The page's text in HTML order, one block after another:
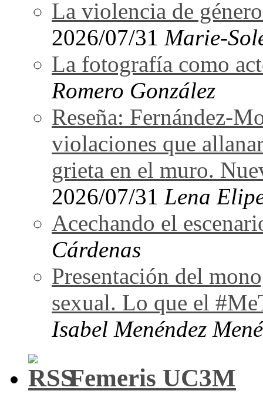
La violencia de
2026/07/31 Marie-
La fotografía como
Romero González
Reseña: Fernández-
violaciones que
grieta en el muro.
2026/07/31 Lena
Acechando el
Cárdenas
Presentación del
sexual. Lo que el
Isabel Menéndez
Femeris UC3M